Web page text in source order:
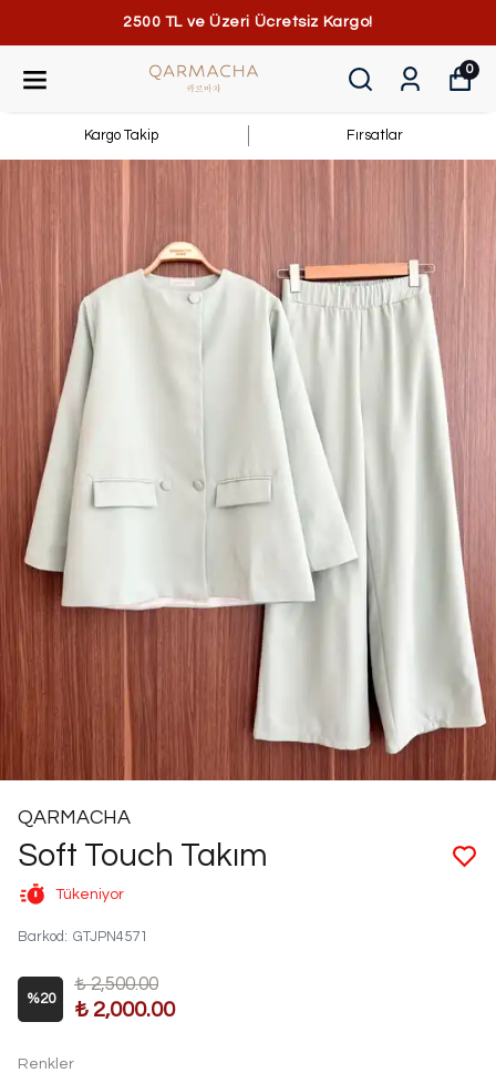
2500 TL ve Üzeri Ücretsiz Kargo!
0
Kargo Takip Fırsatlar
QARMACHA
Soft Touch Takım
Tükeniyor
Barkod : GTJPN4571
%20
₺ 2,500.00
₺ 2,000.00
Renkler